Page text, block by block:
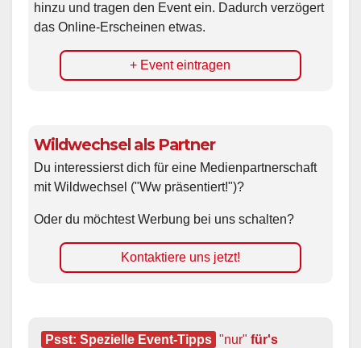
hinzu und tragen den Event ein. Dadurch verzögert
das Online-Erscheinen etwas.
+ Event eintragen
Wildwechsel als Partner
Du interessierst dich für eine Medienpartnerschaft
mit Wildwechsel ("Ww präsentiert!")?
Oder du möchtest Werbung bei uns schalten?
Kontaktiere uns jetzt!
Psst: Spezielle Event-Tipps "nur" für's